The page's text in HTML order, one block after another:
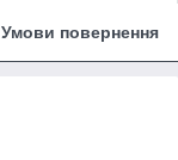
Умови повернення